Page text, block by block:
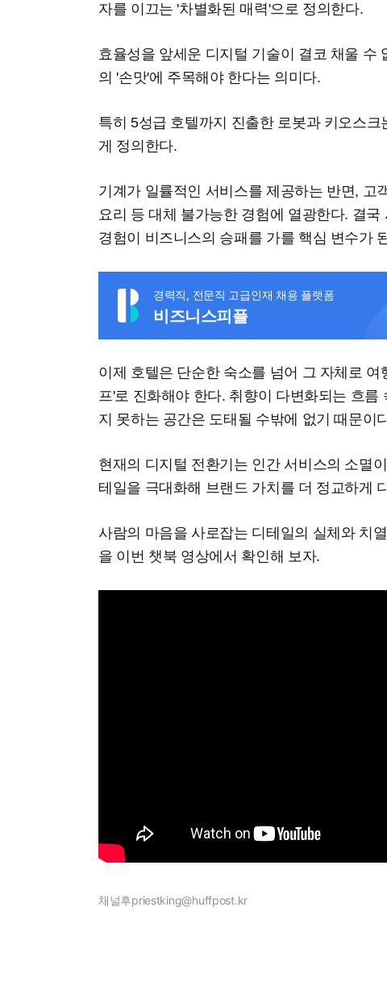
자를 이끄는 '차별화된 매력'으로 정의한다.
효율성을 앞세운 디지털 기술이 결코 채울 수
의 '손맛'에 주목해야 한다는 의미다.
특히 5성급 호텔까지 진출한 로봇과 키오스
게 정의한다.
기계가 일률적인 서비스를 제공하는 반면, 고
요리 등 대체 불가능한 경험에 열광한다. 결
경험이 비즈니스의 승패를 가를 핵심 변수가
경력직, 전문직 고급인재 채용 플랫폼
비즈니스피플
이제 호텔은 단순한 숙소를 넘어 그 자체로
프'로 진화해야 한다. 취향이 다변화되는 흐름
지 못하는 공간은 도태될 수밖에 없기 때문이
현재의 디지털 전환기는 인간 서비스의 소멸
테일을 극대화해 브랜드 가치를 더 정교하게
사람의 마음을 사로잡는 디테일의 실체와 치
을 이번 챗북 영상에서 확인해 보자.
채널후priestking@huffpost.kr